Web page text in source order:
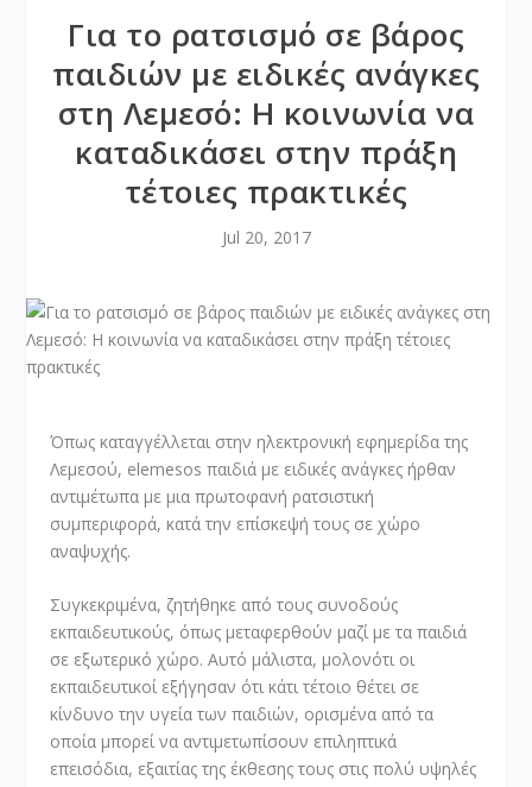
Για το ρατσισμό σε βάρος
παιδιών με ειδικές ανάγκες
στη Λεμεσό: Η κοινωνία να
καταδικάσει στην πράξη
τέτοιες πρακτικές
Jul 20, 2017
Όπως καταγγέλλεται στην ηλεκτρονική εφημερίδα της
Λεμεσού, elemesos παιδιά με ειδικές ανάγκες ήρθαν
αντιμέτωπα με μια πρωτοφανή ρατσιστική
συμπεριφορά, κατά την επίσκεψή τους σε χώρο
αναψυχής.
Συγκεκριμένα, ζητήθηκε από τους συνοδούς
εκπαιδευτικούς, όπως μεταφερθούν μαζί με τα παιδιά
σε εξωτερικό χώρο. Αυτό μάλιστα, μολονότι οι
εκπαιδευτικοί εξήγησαν ότι κάτι τέτοιο θέτει σε
κίνδυνο την υγεία των παιδιών, ορισμένα από τα
οποία μπορεί να αντιμετωπίσουν επιληπτικά
επεισόδια, εξαιτίας της έκθεσης τους στις πολύ υψηλές